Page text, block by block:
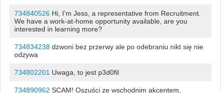
734840526Hi, I'm Jess, a representative from Recruitment.
We have a work-at-home opportunity available, are you
interested in learning more?
734834238dzwoni bez przerwy ale po odebraniu nikt się nie
odzywa
734802201 Uwaga, to jest p3d0fil
734890962 SCAM! Oszuści ze wschodnim akcentem,